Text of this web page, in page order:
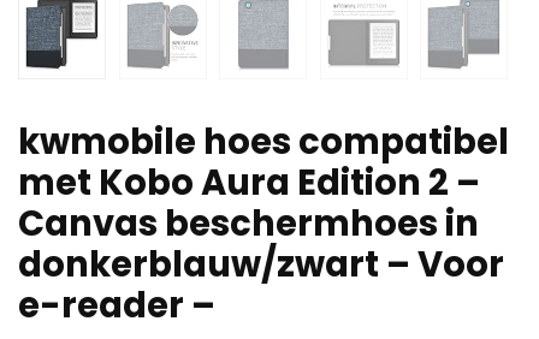
kwmobile hoes compatibel
met Kobo Aura Edition 2 –
Canvas beschermhoes in
donkerblauw/zwart – Voor
e-reader –